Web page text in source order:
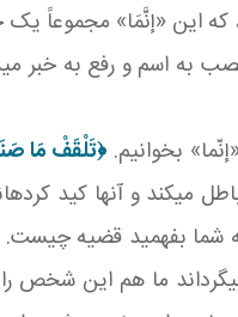
که اين «إنَّمَا» مجموعاً
به اسم و رفع به خبر
بخوانيم.‏﴿تَلْقَفْ مَا
مي کند و آنها کيد
شما بفهميد قضيه چيست.
گرداند ما هم اين شخص